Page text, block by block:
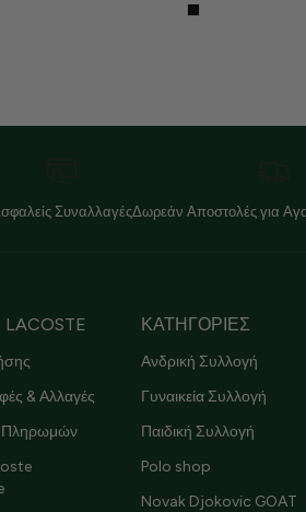
ΣυναλλαγέςΔωρεάν Αποστολές για
LACOSTE
& Αλλαγές
Πληρωμών
ΚΑΤΗΓΟΡΙΕΣ
Ανδρική Συλλογή
Γυναικεία Συλλογή
Παιδική Συλλογή
Polo shop
Novak Djokovic GOAT